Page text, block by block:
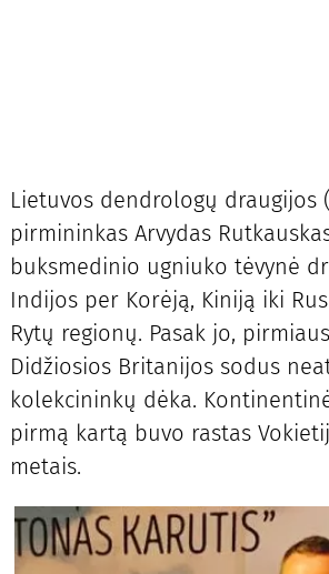
Lietuvos dendrologų draugijos
pirmininkas Arvydas
buksmedinio ugniuko tėvynė
Indijos per Korėją, Kiniją iki
Rytų regionų. Pasak jo,
Didžiosios Britanijos sodus
kolekcininkų dėka.
pirmą kartą buvo rastas
metais.